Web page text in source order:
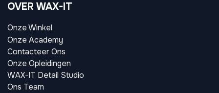
OVER WAX-IT
Onze Winkel
Onze Academy
Contacteer Ons
Onze Opleidingen
WAX-IT Detail Studio
Ons Team